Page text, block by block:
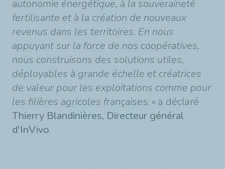
autonomie énergétique, à la souveraineté
fertilisante et à la création de nouveaux
revenus dans les territoires. En nous
appuyant sur la force de nos coopératives,
nous construisons des solutions utiles,
déployables à grande échelle et créatrices
de valeur pour les exploitations comme pour
les filières agricoles françaises, » a déclaré
Thierry Blandinières, Directeur général
d'InVivo.